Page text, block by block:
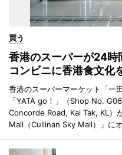
買う
香港のスーパーが24
コンビニに香港食文化
香港のスーパーマーケット「一
「YATA go！」（Shop No.
Concorde Road, Kai Tak, KL）
Mall（Cullinan Sky Mall）」にオ